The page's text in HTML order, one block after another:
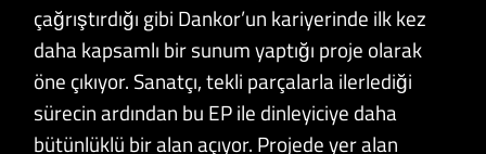
çağrıştırdığı gibi Dankor’un kariyerinde ilk kez
daha kapsamlı bir sunum yaptığı proje olarak
öne çıkıyor. Sanatçı, tekli parçalarla ilerlediği
sürecin ardından bu EP ile dinleyiciye daha
bütünlüklü bir alan açıyor. Projede yer alan